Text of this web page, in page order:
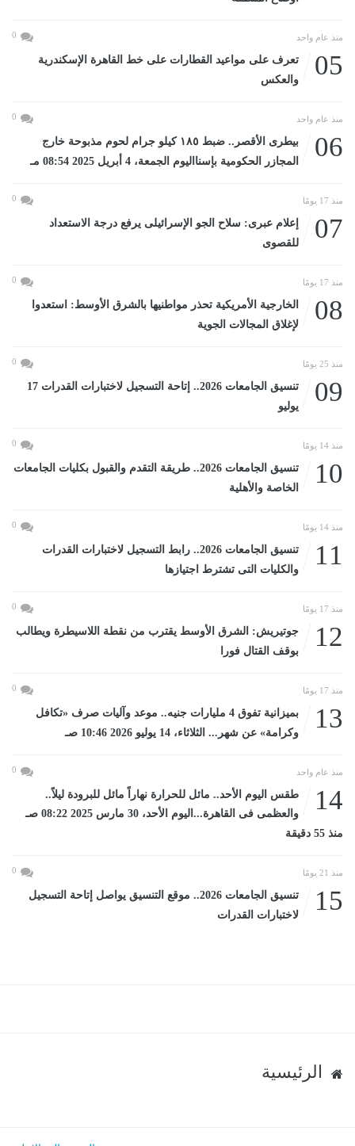
منذ عام واحد 0
05
تعرف على مواعيد القطارات على خط القاهرة الإسكندرية
والعكس
منذ عام واحد 0
06
بيطرى الأقصر.. ضبط ١٨٥ كيلو جرام لحوم مذبوحة خارج
المجازر الحكومية بإسنااليوم الجمعة، 4 أبريل 2025 08:54 مـ
منذ 17 يومًا 0
07
إعلام عبرى: سلاح الجو الإسرائيلى يرفع درجة الاستعداد
للقصوى
منذ 17 يومًا 0
08
الخارجية الأمريكية تحذر مواطنيها بالشرق الأوسط: استعدوا
لإغلاق المجالات الجوية
منذ 25 يومًا 0
09
تنسيق الجامعات 2026.. إتاحة التسجيل لاختبارات القدرات 17
يوليو
منذ 14 يومًا 0
10
تنسيق الجامعات 2026.. طريقة التقدم والقبول بكليات الجامعات
الخاصة والأهلية
منذ 14 يومًا 0
11
تنسيق الجامعات 2026.. رابط التسجيل لاختبارات القدرات
والكليات التى تشترط اجتيازها
منذ 17 يومًا 0
12
جوتيريش: الشرق الأوسط يقترب من نقطة اللاسيطرة ويطالب
بوقف القتال فورا
منذ 17 يومًا 0
13
بميزانية تفوق 4 مليارات جنيه.. موعد وآليات صرف «تكافل
وكرامة» عن شهر... الثلاثاء، 14 يوليو 2026 10:46 صـ
منذ عام واحد 0
14
طقس اليوم الأحد.. مائل للحرارة نهاراً مائل للبرودة ليلاً..
والعظمى فى القاهرة...اليوم الأحد، 30 مارس 2025 08:22 صـ
منذ 55 دقيقة
منذ 21 يومًا 0
15
تنسيق الجامعات 2026.. موقع التنسيق يواصل إتاحة التسجيل
لاختبارات القدرات
الرئيسية